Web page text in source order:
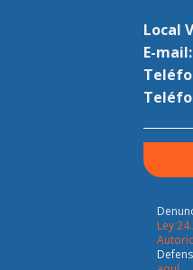
Local
E-mail:
Ley